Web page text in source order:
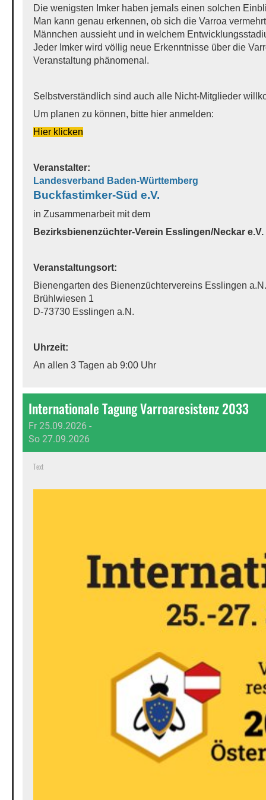
Die wenigsten Imker haben jemals einen solchen
Man kann genau erkennen, ob sich die Varroa
Männchen aussieht und in welchem
Jeder Imker wird völlig neue Erkenntnisse über die
Veranstaltung phänomenal.
Selbstverständlich sind auch alle Nicht-Mitglieder
Um planen zu können, bitte hier anmelden:
Hier klicken
Veranstalter:
Landesverband Baden-Württemberg
Buckfastimker-Süd e.V.
in Zusammenarbeit mit dem
Bezirksbienenzüchter-Verein Esslingen/Neckar e.V.
Veranstaltungsort:
Bienengarten des Bienenzüchtervereins Esslingen
Brühlwiesen 1
D-73730 Esslingen a.N.
Uhrzeit:
An allen 3 Tagen ab 9:00 Uhr
Internationale Tagung Varroaresistenz 2033
Fr 25.09.2026 -
So 27.09.2026
Text